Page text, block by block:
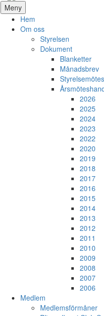
Meny Hoppa
till
innehåll
Hem
Om oss
Styrelsen
Dokument
Blanketter
Månadsbrev
2026
2025
2024
2023
2022
2020
2019
2018
2017
2016
2015
2014
2013
2012
2011
2010
2009
2008
2007
2006
Medlem
Medlemsförmåner